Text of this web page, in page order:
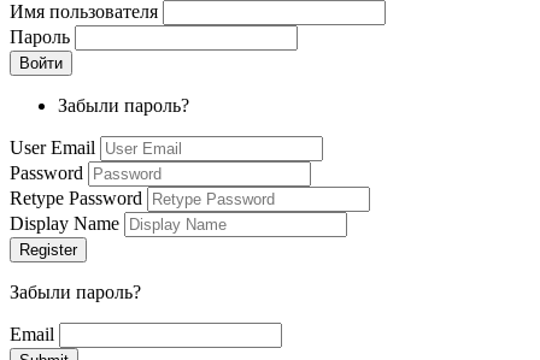
Имя пользователя
Пароль
Забыли пароль?
User Email
Password
Retype Password
Display Name
Забыли пароль?
Email